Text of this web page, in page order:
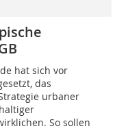
hat sich vor
das
urbaner
So sollen